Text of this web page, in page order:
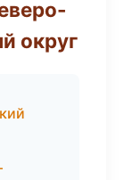
округ